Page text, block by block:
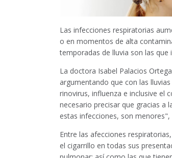
Las infecciones respiratorias
o en momentos de alta
temporadas de lluvia son las que
La doctora Isabel Palacios
argumentando que con las
rinovirus, influenza e inclusive el
necesario precisar que gracias a
estas infecciones, son
Entre las afecciones
el cigarrillo en todas sus